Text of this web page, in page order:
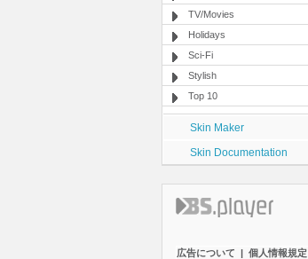
TV/Movies
Holidays
Sci-Fi
Stylish
Top 10
Skin Maker
Skin Documentation
広告について | 個人情報規定